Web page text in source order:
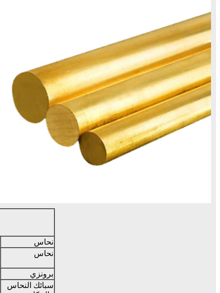
نحاس
نحاس
برونزي
سبائك النحاس